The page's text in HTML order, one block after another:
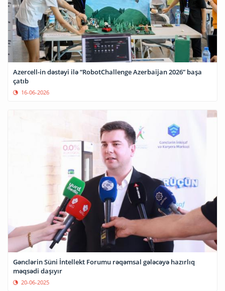
Azercell-in dəstəyi ilə “RobotChallenge Azerbaijan 2026” başa
çatıb
16-06-2026
Gənclərin Süni İntellekt Forumu rəqəmsal gələcəyə hazırlıq
məqsədi daşıyır
20-06-2025